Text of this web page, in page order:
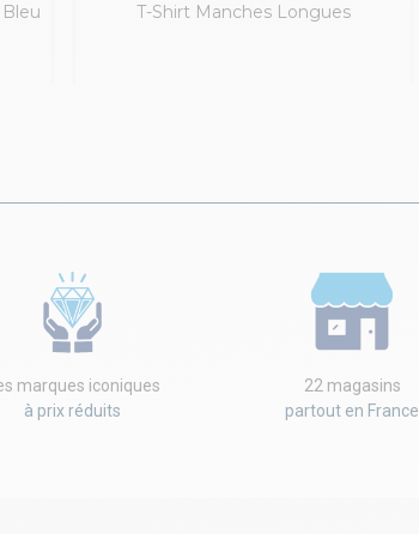
T-Shirt Manches Longues
marques iconiques
à prix réduits
22 magasins
partout en France